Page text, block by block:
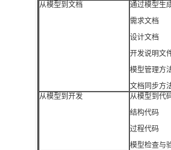
从模型到文档
通过模型生
需求文档
设计文档
开发说明文
模型管理方
文档同步方
从模型到开发
从模型到代
结构代码
过程代码
模型检查与